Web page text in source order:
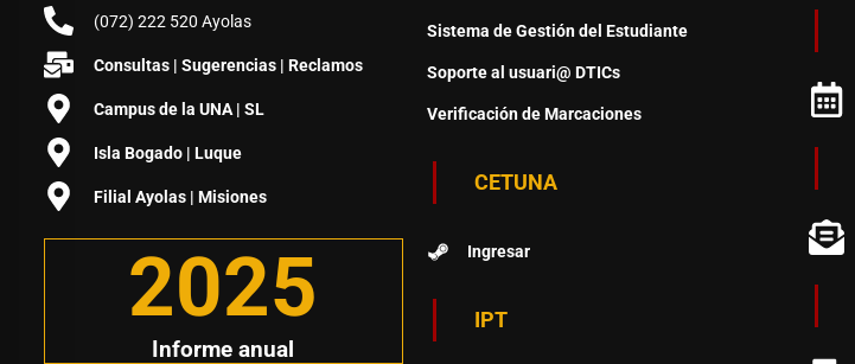
(072) 222 520 Ayolas
Consultas | Sugerencias | Reclamos
Campus de la UNA | SL
Isla Bogado | Luque
Filial Ayolas | Misiones
Informe anual
2025
Sistema de Gestión del Estudiante
Soporte al usuari@ DTICs
Verificación de Marcaciones
CETUNA
Ingresar
IPT